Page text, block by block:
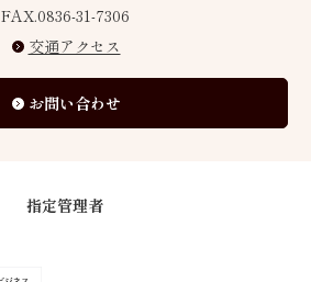
FAX.0836-31-7306
交通アクセス
お問い合わせ
指定管理者